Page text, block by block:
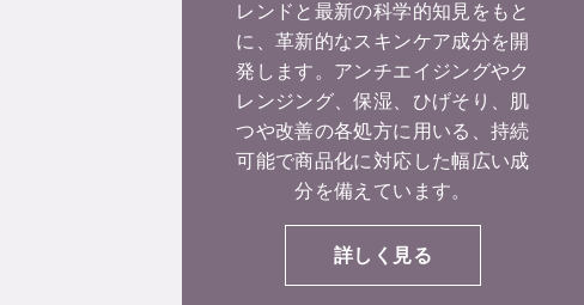
レンドと最新の科学的知見をもと
に、革新的なスキンケア成分を開
発します。アンチエイジングやク
レンジング、保湿、ひげそり、肌
つや改善の各処方に用いる、持続
可能で商品化に対応した幅広い成
分を備えています。
詳しく見る